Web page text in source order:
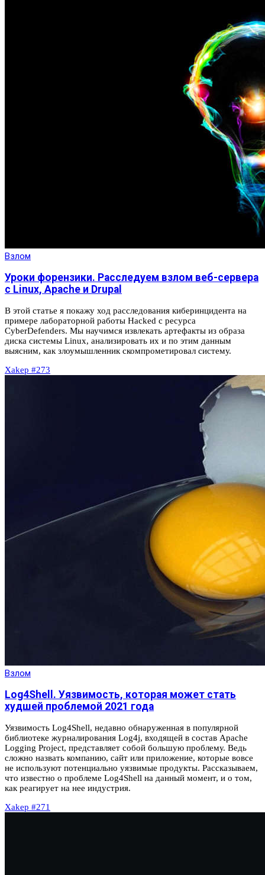
Взлом
Уроки форензики. Расследуем взлом веб-сервера
с Linux, Apache и Drupal
В этой статье я покажу ход расследования киберинцидента на
примере лабораторной работы Hacked с ресурса
CyberDefenders. Мы научимся извлекать артефакты из образа
диска системы Linux, анализировать их и по этим данным
выясним, как злоумышленник скомпрометировал систему.
Xakep #273
Взлом
Log4Shell. Уязвимость, которая может стать
худшей проблемой 2021 года
Уязвимость Log4Shell, недавно обнаруженная в популярной
библиотеке журналирования Log4j, входящей в состав Apache
Logging Project, представляет собой большую проблему. Ведь
сложно назвать компанию, сайт или приложение, которые вовсе
не используют потенциально уязвимые продукты. Рассказываем,
что известно о проблеме Log4Shell на данный момент, и о том,
как реагирует на нее индустрия.
Xakep #271